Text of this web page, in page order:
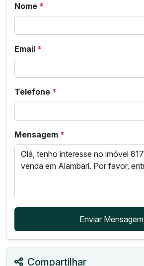
Nome *
Email *
Telefone *
Mensagem *
Enviar Mensagem
Compartilhar